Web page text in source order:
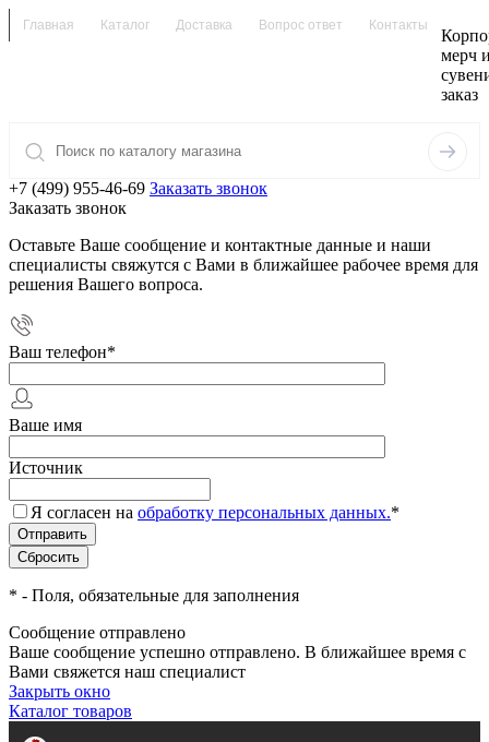
Главная Каталог Доставка Вопрос ответ Контакты
мерч
заказ
+7 (499) 955-46-69 Заказать звонок
Заказать звонок
Оставьте Ваше сообщение и контактные данные и наши
специалисты свяжутся с Вами в ближайшее рабочее время для
решения Вашего вопроса.
Ваш телефон*
Ваше имя
Источник
Я согласен на обработку персональных данных.*
* - Поля, обязательные для заполнения
Сообщение отправлено
Ваше сообщение успешно отправлено. В ближайшее время с
Вами свяжется наш специалист
Закрыть окно
Каталог товаров